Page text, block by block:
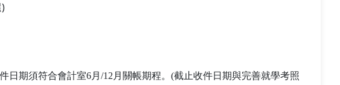
日期須符合會計室6月/12月關帳期程。(截止收件日期與完善就學考照